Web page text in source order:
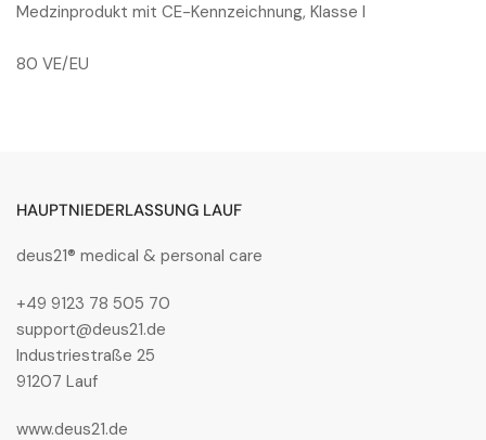
Medzinprodukt mit CE-Kennzeichnung, Klasse I
80 VE/EU
HAUPTNIEDERLASSUNG LAUF
deus21® medical & personal care
+49 9123 78 505 70
support@deus21.de
Industriestraße 25
91207 Lauf
www.deus21.de